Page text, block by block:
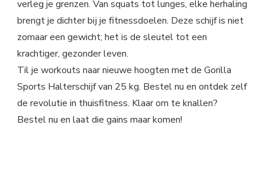
verleg je grenzen. Van squats tot lunges, elke herhaling
brengt je dichter bij je fitnessdoelen. Deze schijf is niet
zomaar een gewicht; het is de sleutel tot een
krachtiger, gezonder leven.
Til je workouts naar nieuwe hoogten met de Gorilla
Sports Halterschijf van 25 kg. Bestel nu en ontdek zelf
de revolutie in thuisfitness. Klaar om te knallen?
Bestel nu en laat die gains maar komen!